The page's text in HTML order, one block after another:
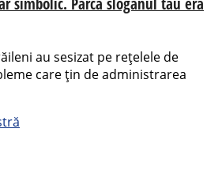
au sesizat pe rețelele de
care țin de administrarea